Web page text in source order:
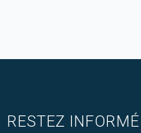
RESTEZ INFORMÉ